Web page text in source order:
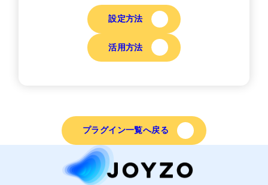
設定方法
活用方法
プラグイン一覧へ戻る